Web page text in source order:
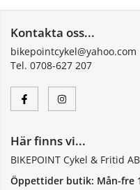
Kontakta oss...
bikepointcykel@yahoo.com
Tel. 0708-627 207
Här finns vi...
BIKEPOINT Cykel & Fritid
Öppettider butik: Mån-fre